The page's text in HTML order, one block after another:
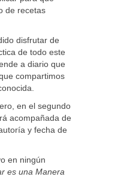
de recetas
disfrutar de
de todo este
a diario que
compartimos
en el segundo
acompañada de
y fecha de
en ningún
es una Manera